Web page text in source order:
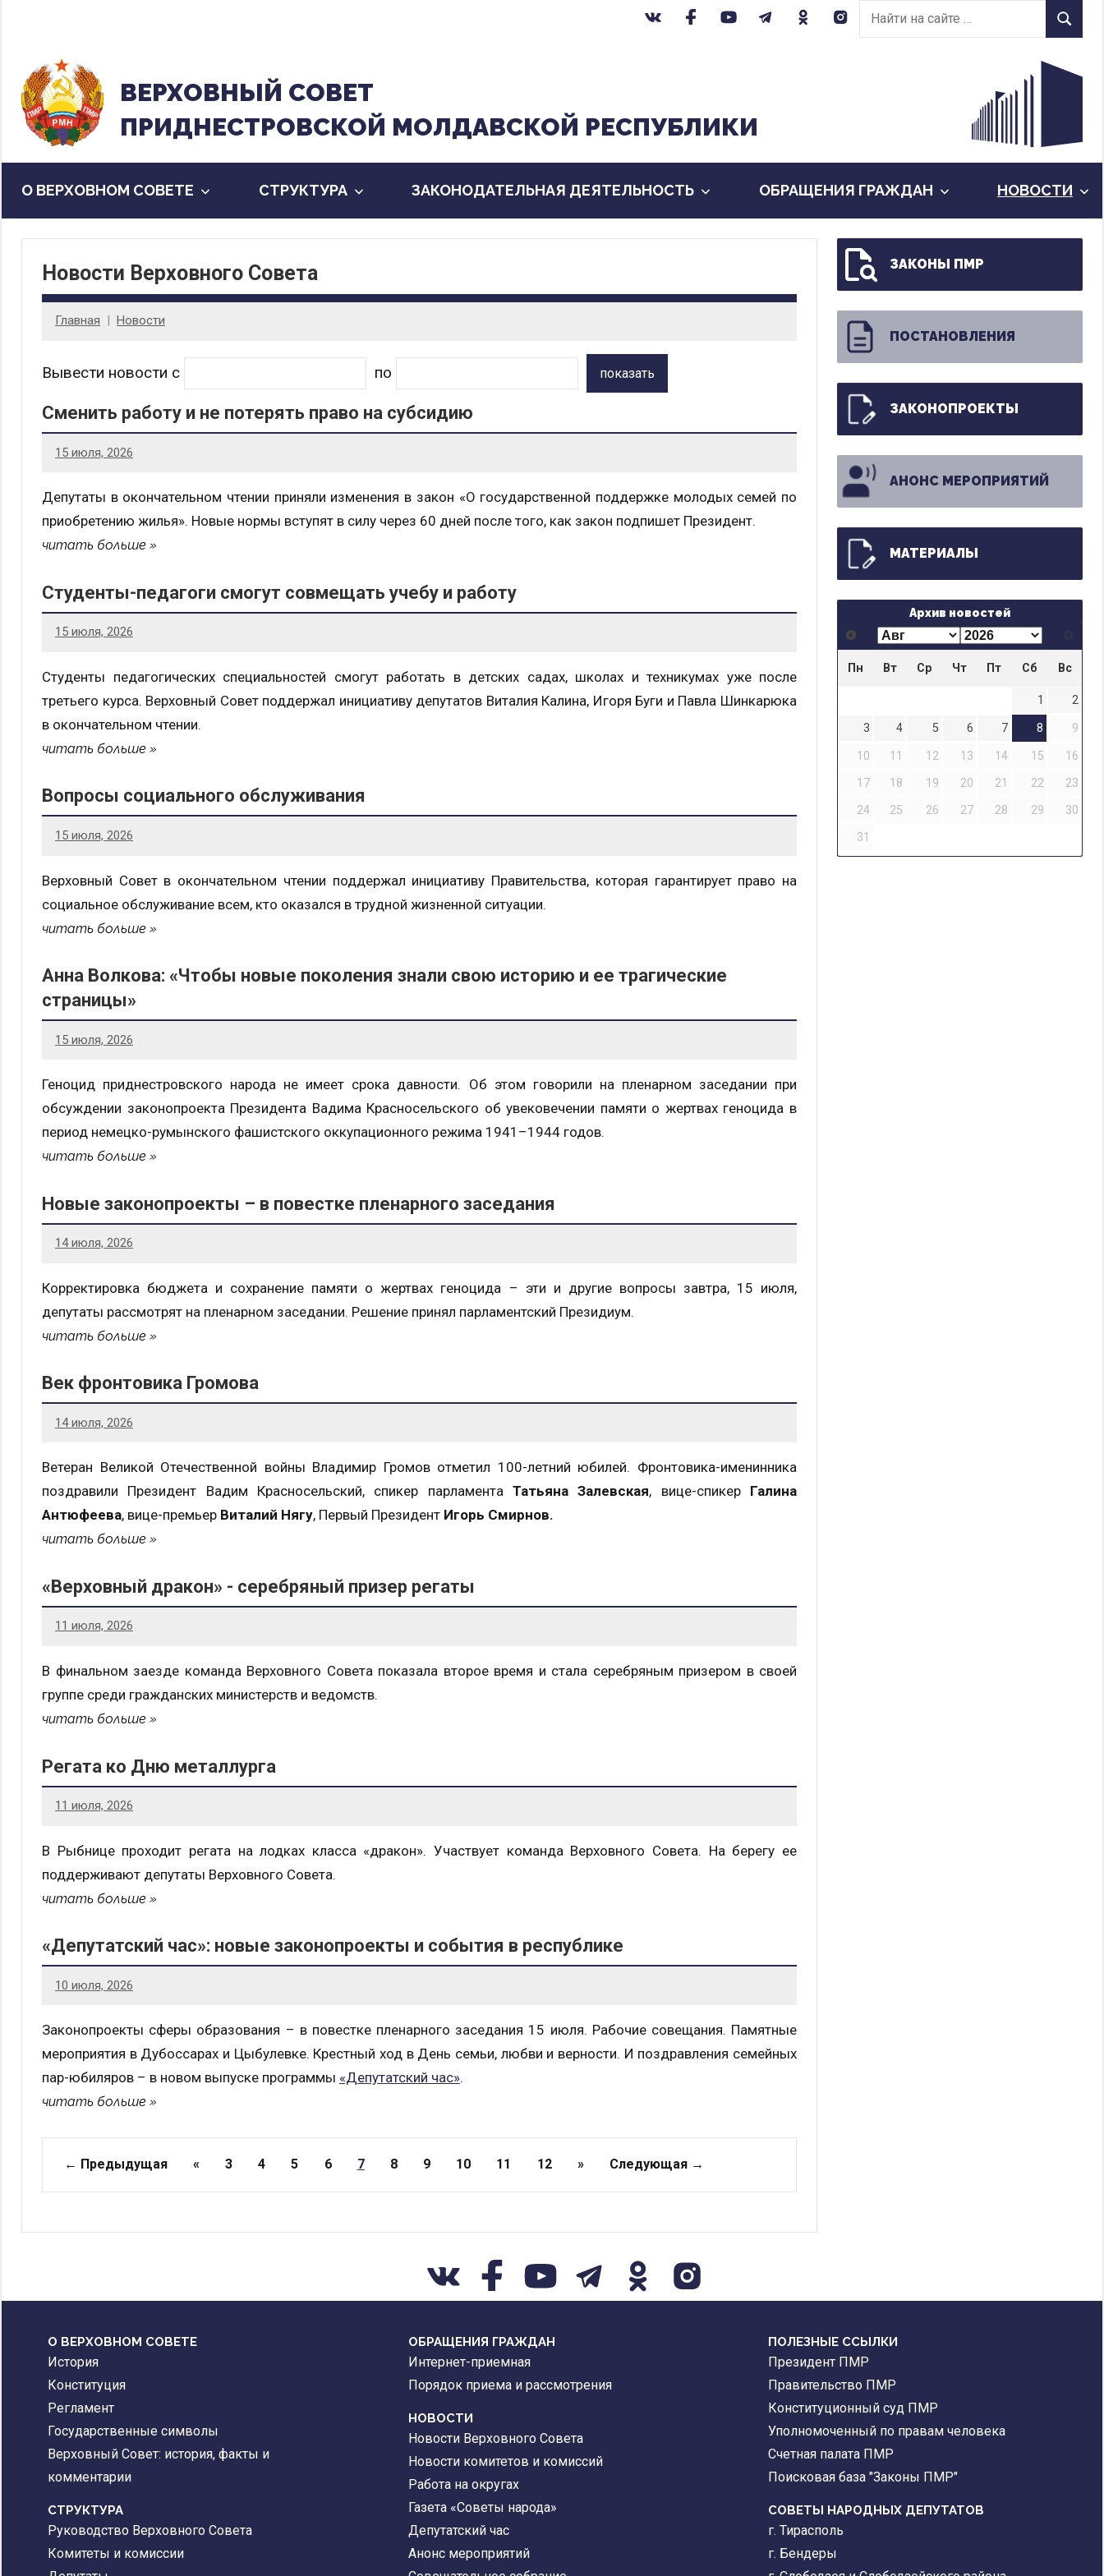
содержанию
Найти
на
Найти
ВЕРХОВНЫЙ CОВЕТ
ПРИДНЕСТРОВСКОЙ МОЛДАВСКОЙ РЕСПУБЛИКИ
О ВЕРХОВНОМ СОВЕТЕ CТРУКТУРА ЗАКОНОДАТЕЛЬНАЯ ДЕЯТЕЛЬНОСТЬ ОБРАЩЕНИЯ ГРАЖДАН НОВОСТИ
Новости Верховного Совета
Главная Новости
Вывести новости с по показать
Сменить работу и не потерять право на субсидию
15 июля, 2026
Депутаты в окончательном чтении приняли изменения в закон «О государственной поддержке молодых семей по
приобретению жилья». Новые нормы вступят в силу через 60 дней после того, как закон подпишет Президент.
читать больше
Студенты-педагоги смогут совмещать учебу и работу
15 июля, 2026
Студенты педагогических специальностей смогут работать в детских садах, школах и техникумах уже после
третьего курса. Верховный Совет поддержал инициативу депутатов Виталия Калина, Игоря Буги и Павла Шинкарюка
в окончательном чтении.
читать больше
Вопросы социального обслуживания
15 июля, 2026
Верховный Совет в окончательном чтении поддержал инициативу Правительства, которая гарантирует право на
социальное обслуживание всем, кто оказался в трудной жизненной ситуации.
читать больше
Анна Волкова: «Чтобы новые поколения знали свою историю и ее трагические
страницы»
15 июля, 2026
Геноцид приднестровского народа не имеет срока давности. Об этом говорили на пленарном заседании при
обсуждении законопроекта Президента Вадима Красносельского об увековечении памяти о жертвах геноцида в
период немецко-румынского фашистского оккупационного режима 1941–1944 годов.
читать больше
Новые законопроекты – в повестке пленарного заседания
14 июля, 2026
Корректировка бюджета и сохранение памяти о жертвах геноцида – эти и другие вопросы завтра, 15 июля,
депутаты рассмотрят на пленарном заседании. Решение принял парламентский Президиум.
читать больше
Век фронтовика Громова
14 июля, 2026
Ветеран Великой Отечественной войны Владимир Громов отметил 100-летний юбилей. Фронтовика-именинника
поздравили Президент Вадим Красносельский, спикер парламента Татьяна Залевская, вице-спикер Галина
Антюфеева, вице-премьер Виталий Нягу, Первый Президент Игорь Смирнов.
читать больше
«Верховный дракон» - серебряный призер регаты
11 июля, 2026
В финальном заезде команда Верховного Совета показала второе время и стала серебряным призером в своей
группе среди гражданских министерств и ведомств.
читать больше
Регата ко Дню металлурга
11 июля, 2026
В Рыбнице проходит регата на лодках класса «дракон». Участвует команда Верховного Совета. На берегу ее
поддерживают депутаты Верховного Совета.
читать больше
«Депутатский час»: новые законопроекты и события в республике
10 июля, 2026
Законопроекты сферы образования – в повестке пленарного заседания 15 июля. Рабочие совещания. Памятные
мероприятия в Дубоссарах и Цыбулевке. Крестный ход в День семьи, любви и верности. И поздравления семейных
пар-юбиляров – в новом выпуске программы «Депутатский час».
читать больше
Страницы
← Предыдущая « 3 4 5 6 7 8 9 10 11 12 » Следующая →
ЗАКОНЫ ПМР
ПОСТАНОВЛЕНИЯ
ЗАКОНОПРОЕКТЫ
АНОНС МЕРОПРИЯТИЙ
МАТЕРИАЛЫ
Архив новостей
Пн Вт Ср Чт Пт Сб Вс
1
2
3
4 5 6 7 8
9
10
11 12 13 14 15
16
17
18 19 20 21 22
23
24
25 26 27 28 29
30
31
О ВЕРХОВНОМ СОВЕТЕ
История
Конституция
Регламент
Государственные символы
Верховный Совет: история, факты и
комментарии
CТРУКТУРА
Руководство Верховного Совета
Комитеты и комиссии
ОБРАЩЕНИЯ ГРАЖДАН
Интернет-приемная
Порядок приема и рассмотрения
НОВОСТИ
Новости Верховного Совета
Новости комитетов и комиссий
Работа на округах
Газета «Советы народа»
Депутатский час
Анонс мероприятий
ПОЛЕЗНЫЕ ССЫЛКИ
Президент ПМР
Правительство ПМР
Конституционный суд ПМР
Уполномоченный по правам человека
Счетная палата ПМР
Поисковая база "Законы ПМР"
СОВЕТЫ НАРОДНЫХ ДЕПУТАТОВ
г. Тирасполь
г. Бендеры